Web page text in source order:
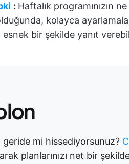
: Haftalık programınızın
kolayca
bir şekilde yanıt
mi hissediyorsunuz?
planlarınızı net bir